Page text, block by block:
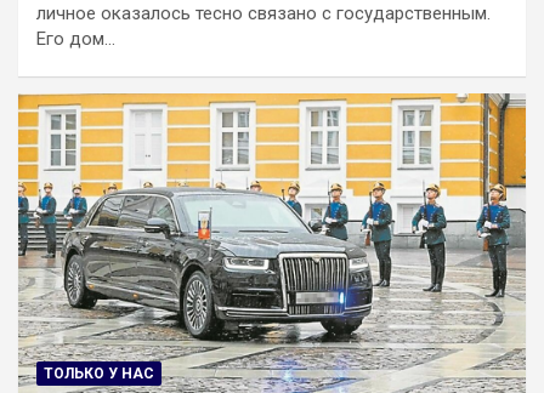
личное оказалось тесно связано с государственным.
Его дом…
ТОЛЬКО У НАС